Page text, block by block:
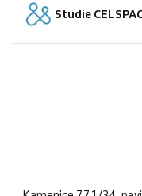
Studie